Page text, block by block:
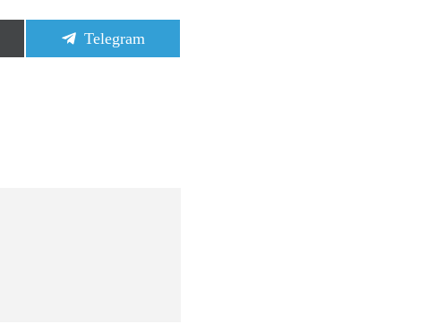
Share
on
Telegram